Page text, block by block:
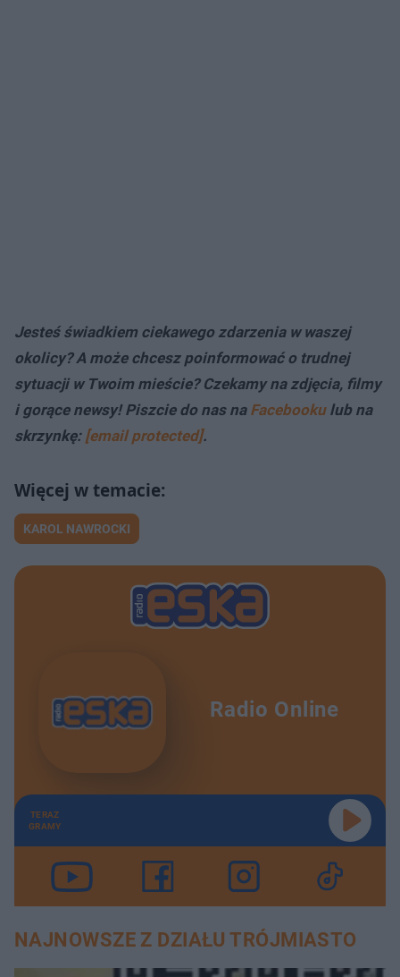
Jesteś świadkiem ciekawego zdarzenia w waszej
okolicy? A może chcesz poinformować o trudnej
sytuacji w Twoim mieście? Czekamy na zdjęcia, filmy
i gorące newsy! Piszcie do nas na Facebookulub na
skrzynkę: [email protected].
KAROL NAWROCKI
Radio Online
TERAZ
GRAMY
NAJNOWSZE Z DZIAŁU TRÓJMIASTO